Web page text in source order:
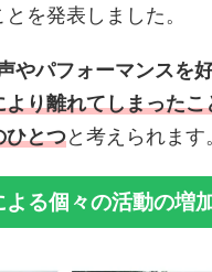
を発表しました。
やパフォーマンスを
より離れてしまったこ
ひとつと考えられます
よる個々の活動の増